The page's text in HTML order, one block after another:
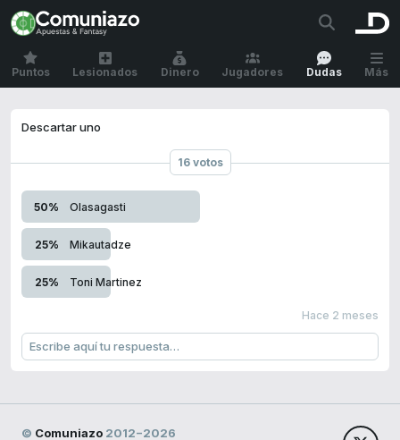
Puntos Lesionados Dinero Jugadores Dudas Más
Descartar uno
16 votos
50% Olasagasti
25% Mikautadze
25% Toni Martinez
Hace 2 meses
© Comuniazo 2012−2026